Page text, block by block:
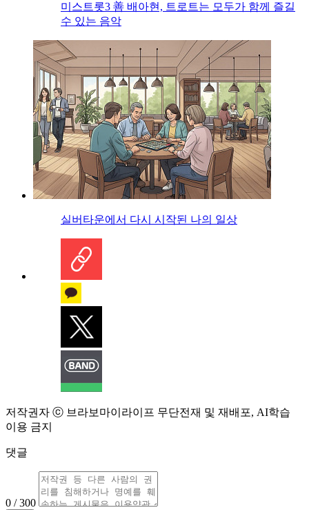
미스트롯3 善 배아현, 트로트는 모두가 함께 즐길
수 있는 음악
실버타운에서 다시 시작된 나의 일상
저작권자 ⓒ 브라보마이라이프 무단전재 및 재배포, AI학습
이용 금지
댓글
0 / 300